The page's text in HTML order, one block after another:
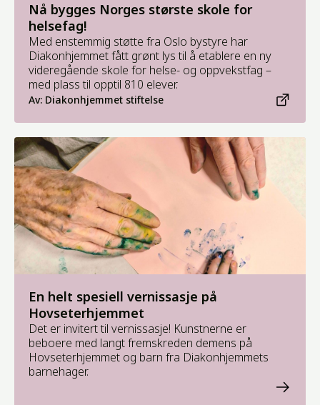
Nå bygges Norges største skole for
helsefag!
Med enstemmig støtte fra Oslo bystyre har
Diakonhjemmet fått grønt lys til å etablere en ny
videregående skole for helse- og oppvekstfag –
med plass til opptil 810 elever.
Av: Diakonhjemmet stiftelse
En helt spesiell vernissasje på
Hovseterhjemmet
Det er invitert til vernissasje! Kunstnerne er
beboere med langt fremskreden demens på
Hovseterhjemmet og barn fra Diakonhjemmets
barnehager.